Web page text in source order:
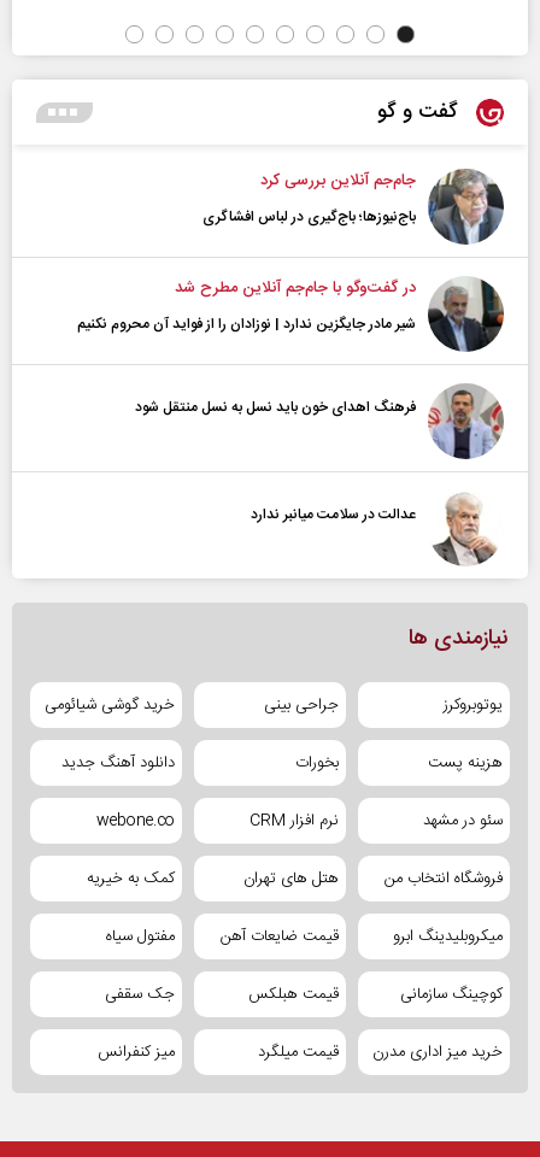
گفت و گو
جام‌جم آنلاین بررسی کرد
باج‌نیوزها؛ باج‌گیری در لباس افشاگری
در گفت‌و‌گو با جام‌جم آنلاین مطرح شد
شیر مادر جایگزین ندارد | نوزادان را از فواید آن محروم نکنیم
فرهنگ اهدای خون باید نسل به نسل منتقل شود
عدالت در سلامت میانبر ندارد
نیازمندی ها
یوتوبروکرز جراحی بینی خرید گوشی شیائومی
هزینه پست بخورات دانلود آهنگ جدید
سئو در مشهد نرم افزار CRM webone.co
فروشگاه انتخاب من هتل های تهران کمک به خیریه
میکروبلیدینگ ابرو قیمت ضایعات آهن مفتول سیاه
کوچینگ سازمانی قیمت هبلکس جک سقفی
خرید میز اداری مدرن قیمت میلگرد میز کنفرانس